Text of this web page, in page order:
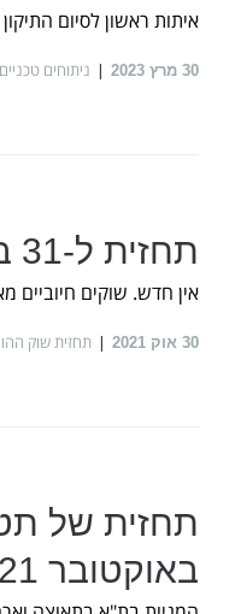
איתות ראשון לסיום
30 מרץ 2023 ניתוחים
תחזית ל-31 באוקטובר 2021
אין חדש. שוקים חיוביים
30 אוק 2021 תחזית שוק
באוקטובר 2021